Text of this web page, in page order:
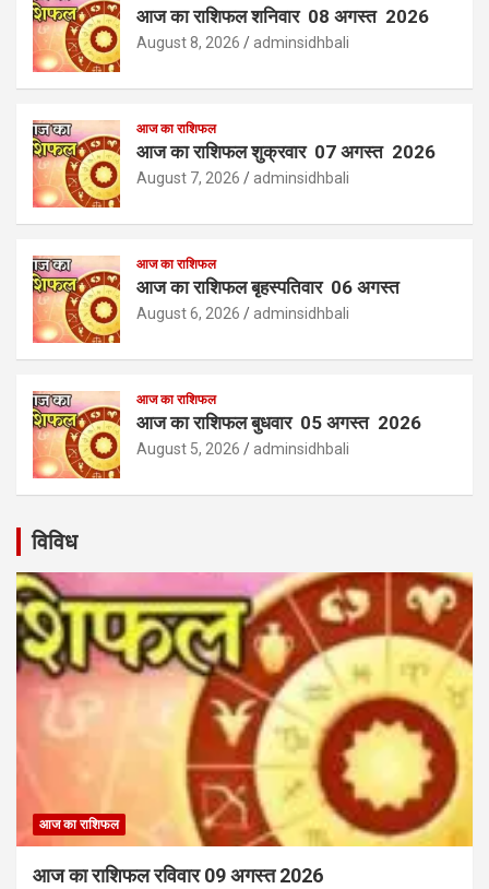
आज का राशिफल शनिवार 08 अगस्त 2026
August 8, 2026 adminsidhbali
आज का राशिफल
आज का राशिफल शुक्रवार 07 अगस्त 2026
August 7, 2026 adminsidhbali
आज का राशिफल
आज का राशिफल बृहस्पतिवार 06 अगस्त
August 6, 2026 adminsidhbali
आज का राशिफल
आज का राशिफल बुधवार 05 अगस्त 2026
August 5, 2026 adminsidhbali
विविध
आज का राशिफल
आज का राशिफल रविवार 09 अगस्त 2026